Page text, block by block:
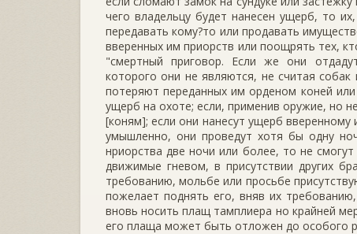
чего владельцу будет нанесен ущерб, то
передавать кому?то или продавать
вверенных им приорств или поощрять тех,
"смертный приговор. Если же они
которого они не являются, не считая
потеряют переданных им орденом коней
ущерб на охоте; если, применив оружие, но
[коням]; если они нанесут ущерб
умышленно, они проведут хотя бы одну
нриорства две ночи или более, то не
движимые гневом, в присутствии других
требованию, мольбе или просьбе
пожелает поднять его, вняв их
вновь носить плащ тамплиера но крайней
его плаща может быть отложен до особого